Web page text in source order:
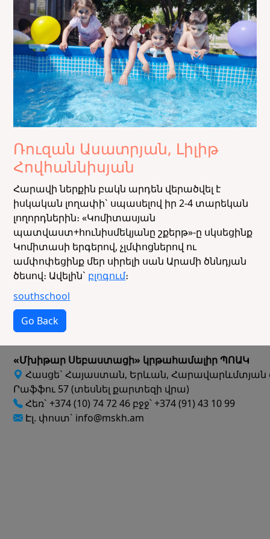
Ռուզան Ասատրյան, Լիլիթ
Հովհաննիսյան
Հարավի ներքին բակն արդեն վերածվել է
իսկական լողափի` սպասելով իր 2-4 տարեկան
լողորդներին։ «Կոմիտասյան
պատվաստ+հունիսմեկյանը շքերթ»-ը սկսեցինք
Կոմիտասի երգերով, չլմփոցներով ու
ամփոփեցինք մեր սիրելի սան Արամի ծննդյան
ծեսով։ Ավելին` բլոգում։
southschool
Go Back
«Մխիթար Սեբաստացի» կրթահամալիր ՊՈԱԿ
Հասցե` Հայաստան, Երևան, Հարավարևմտյան
Րաֆֆու 57 (տեսնել քարտեզի վրա)
Հեռ` +374 (10) 74 72 46 բջջ՝ +374 (91) 43 10 99
Էլ. փոստ` info@mskh.am